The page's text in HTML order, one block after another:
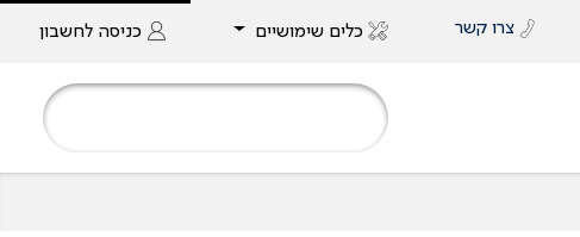
צרו קשר כלים שימושיים כניסה לחשבון